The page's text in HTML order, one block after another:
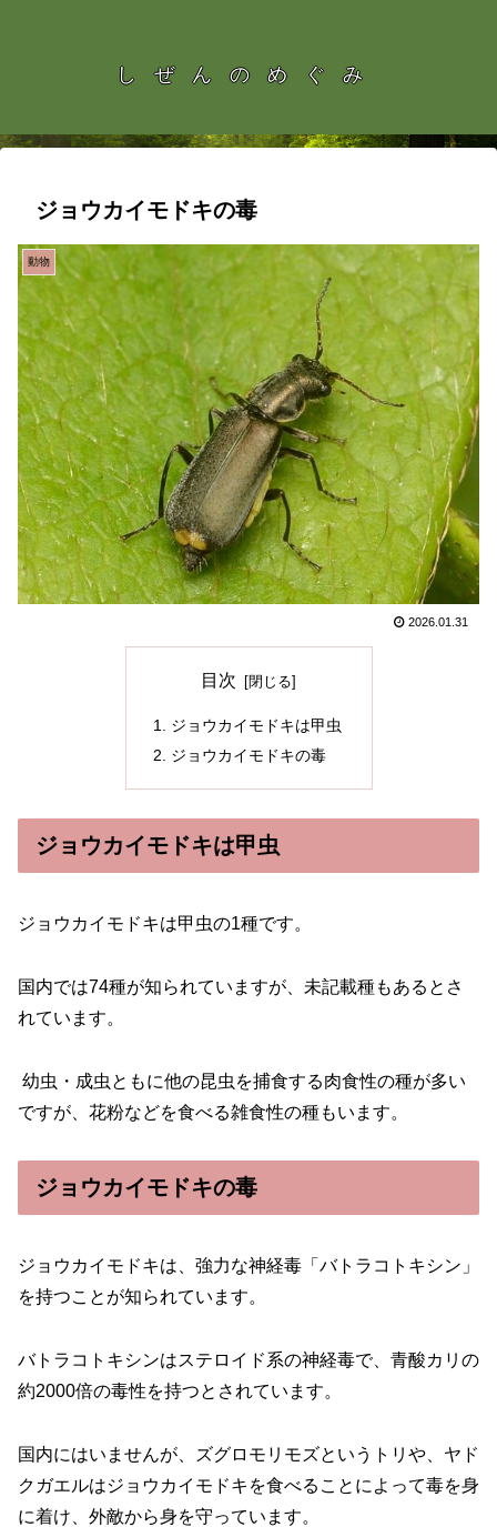
しぜんのめぐみ
ジョウカイモドキの毒
動物
2026.01.31
目次
ジョウカイモドキは甲虫
ジョウカイモドキの毒
ジョウカイモドキは甲虫
ジョウカイモドキは甲虫の1種です。
国内では74種が知られていますが、未記載種もあるとさ
れています。
幼虫・成虫ともに他の昆虫を捕食する肉食性の種が多い
ですが、花粉などを食べる雑食性の種もいます。
ジョウカイモドキの毒
ジョウカイモドキは、強力な神経毒「バトラコトキシン」
を持つことが知られています。
バトラコトキシンはステロイド系の神経毒で、青酸カリの
約2000倍の毒性を持つとされています。
国内にはいませんが、ズグロモリモズというトリや、ヤド
クガエルはジョウカイモドキを食べることによって毒を身
に着け、外敵から身を守っています。